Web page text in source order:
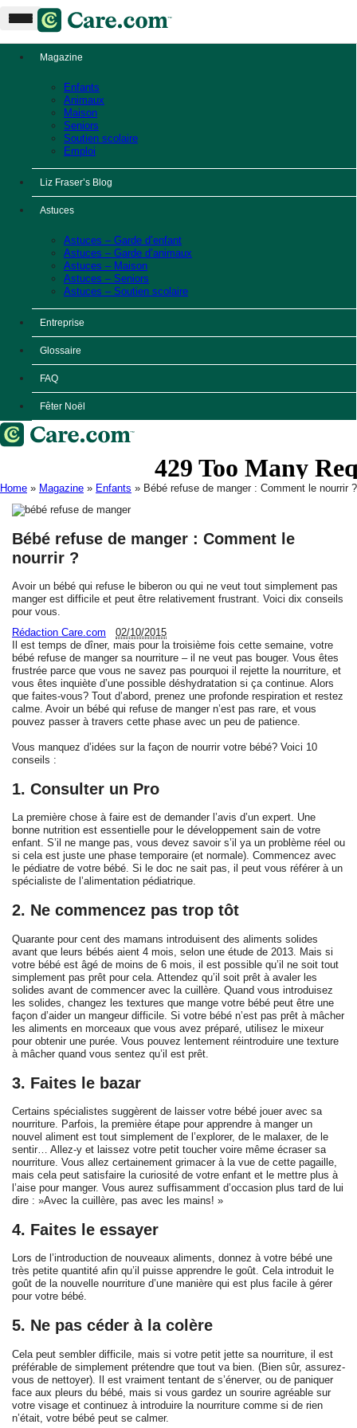
Magazine
Enfants
Animaux
Maison
Seniors
Soutien scolaire
Emploi
Liz Fraser’s Blog
Astuces
Astuces – Garde d’enfant
Astuces – Garde d’animaux
Astuces – Maison
Astuces – Seniors
Astuces – Soutien scolaire
Entreprise
Glossaire
FAQ
Fêter Noël
Home » Magazine » Enfants » Bébé refuse de manger : Comment le nourrir ?
Bébé refuse de manger : Comment le
nourrir ?
Avoir un bébé qui refuse le biberon ou qui ne veut tout simplement pas
manger est difficile et peut être relativement frustrant. Voici dix conseils
pour vous.
Rédaction Care.com
02/10/2015
Il est temps de dîner, mais pour la troisième fois cette semaine, votre
bébé refuse de manger sa nourriture – il ne veut pas bouger. Vous êtes
frustrée parce que vous ne savez pas pourquoi il rejette la nourriture, et
vous êtes inquiète d’une possible déshydratation si ça continue. Alors
que faites-vous? Tout d’abord, prenez une profonde respiration et restez
calme. Avoir un bébé qui refuse de manger n’est pas rare, et vous
pouvez passer à travers cette phase avec un peu de patience.
Vous manquez d’idées sur la façon de nourrir votre bébé? Voici 10
conseils :
1. Consulter un Pro
La première chose à faire est de demander l’avis d’un expert. Une
bonne nutrition est essentielle pour le développement sain de votre
enfant. S’il ne mange pas, vous devez savoir s’il ya un problème réel ou
si cela est juste une phase temporaire (et normale). Commencez avec
le pédiatre de votre bébé. Si le doc ne sait pas, il peut vous référer à un
spécialiste de l’alimentation pédiatrique.
2. Ne commencez pas trop tôt
Quarante pour cent des mamans introduisent des aliments solides
avant que leurs bébés aient 4 mois, selon une étude de 2013. Mais si
votre bébé est âgé de moins de 6 mois, il est possible qu’il ne soit tout
simplement pas prêt pour cela. Attendez qu’il soit prêt à avaler les
solides avant de commencer avec la cuillère. Quand vous introduisez
les solides, changez les textures que mange votre bébé peut être une
façon d’aider un mangeur difficile. Si votre bébé n’est pas prêt à mâcher
les aliments en morceaux que vous avez préparé, utilisez le mixeur
pour obtenir une purée. Vous pouvez lentement réintroduire une texture
à mâcher quand vous sentez qu’il est prêt.
3. Faites le bazar
Certains spécialistes suggèrent de laisser votre bébé jouer avec sa
nourriture. Parfois, la première étape pour apprendre à manger un
nouvel aliment est tout simplement de l’explorer, de le malaxer, de le
sentir… Allez-y et laissez votre petit toucher voire même écraser sa
nourriture. Vous allez certainement grimacer à la vue de cette pagaille,
mais cela peut satisfaire la curiosité de votre enfant et le mettre plus à
l’aise pour manger. Vous aurez suffisamment d’occasion plus tard de lui
dire : »Avec la cuillère, pas avec les mains! »
4. Faites le essayer
Lors de l’introduction de nouveaux aliments, donnez à votre bébé une
très petite quantité afin qu’il puisse apprendre le goût. Cela introduit le
goût de la nouvelle nourriture d’une manière qui est plus facile à gérer
pour votre bébé.
5. Ne pas céder à la colère
Cela peut sembler difficile, mais si votre petit jette sa nourriture, il est
préférable de simplement prétendre que tout va bien. (Bien sûr, assurez-
vous de nettoyer). Il est vraiment tentant de s’énerver, ou de paniquer
face aux pleurs du bébé, mais si vous gardez un sourire agréable sur
votre visage et continuez à introduire la nourriture comme si de rien
n’était, votre bébé peut se calmer.